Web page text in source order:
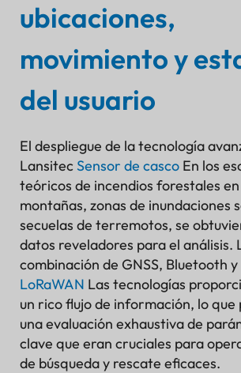
ubicaciones,
movimiento y
del usuario
El despliegue de la tecnología
LansitecSensor de casco En los
teóricos de incendios forestales en
montañas, zonas de inundaciones
secuelas de terremotos, se
datos reveladores para el análisis.
combinación de GNSS, Bluetooth y
LoRaWAN Las tecnologías
un rico flujo de información, lo
una evaluación exhaustiva de
clave que eran cruciales para
de búsqueda y rescate eficaces.